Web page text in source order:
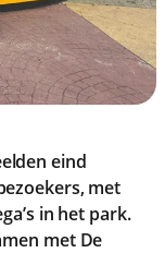
eind
met
in het park.
met De